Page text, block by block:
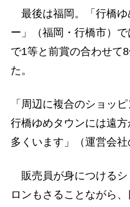
最後は福岡。「行橋ゆ
ー」（福岡・行橋市）
で1等と前賞の合わせて
た。
「周辺に複合のショッ
行橋ゆめタウンには遠
多くいます」（運営会社
販売員が身につけるシ
ロンもさることながら